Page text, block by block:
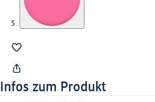
Infos zum Produkt